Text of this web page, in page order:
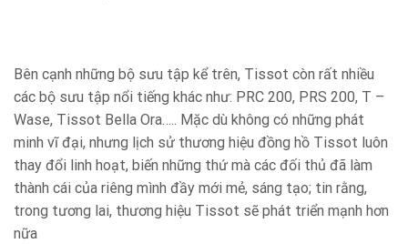
Bên cạnh những bộ sưu tập kể trên, Tissot còn rất nhiều
các bộ sưu tập nổi tiếng khác như: PRC 200, PRS 200, T –
Wase, Tissot Bella Ora….. Mặc dù không có những phát
minh vĩ đại, nhưng lịch sử thương hiệu đồng hồ Tissot luôn
thay đổi linh hoạt, biến những thứ mà các đối thủ đã làm
thành cái của riêng mình đầy mới mẻ, sáng tạo; tin rằng,
trong tương lai, thương hiệu Tissot sẽ phát triển mạnh hơn
nữa